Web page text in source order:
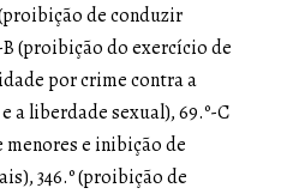
de conduzir
(proibição do exercício de
por crime contra a
a liberdade sexual), 69.º-C
e inibição de
346.º (proibição de